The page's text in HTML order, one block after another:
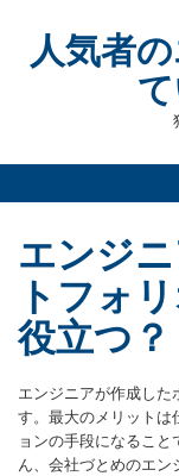
content人気者
エンジ
トフォ
役立つ？
エンジニアが作成した
す。最大のメリットは
ョンの手段になるこ
ん、会社づとめのエン